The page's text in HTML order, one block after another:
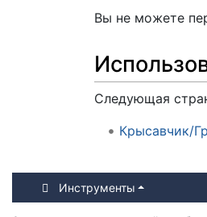
Вы не можете
Следующая
Крысавчик/
Инструменты